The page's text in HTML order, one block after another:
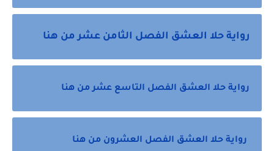
رواية حلا العشق الفصل الثامن عشر من هنا
رواية حلا العشق الفصل التاسع عشر من هنا
رواية حلا العشق الفصل العشرون من هنا